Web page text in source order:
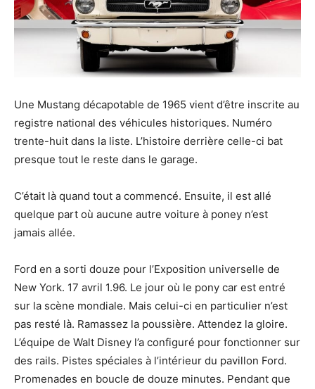
Une Mustang décapotable de 1965 vient d’être inscrite au
registre national des véhicules historiques. Numéro
trente-huit dans la liste. L’histoire derrière celle-ci bat
presque tout le reste dans le garage.
C’était là quand tout a commencé. Ensuite, il est allé
quelque part où aucune autre voiture à poney n’est
jamais allée.
Ford en a sorti douze pour l’Exposition universelle de
New York. 17 avril 1.96. Le jour où le pony car est entré
sur la scène mondiale. Mais celui-ci en particulier n’est
pas resté là. Ramassez la poussière. Attendez la gloire.
L’équipe de Walt Disney l’a configuré pour fonctionner sur
des rails. Pistes spéciales à l’intérieur du pavillon Ford.
Promenades en boucle de douze minutes. Pendant que